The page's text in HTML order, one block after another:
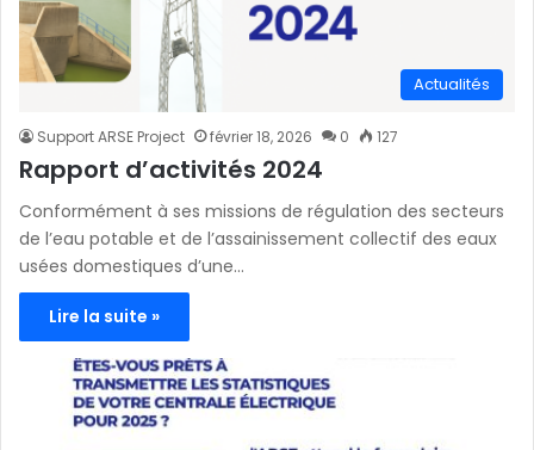
Actualités
Support ARSE Project février 18, 2026 0 127
Rapport d’activités 2024
Conformément à ses missions de régulation des secteurs
de l’eau potable et de l’assainissement collectif des eaux
usées domestiques d’une…
Lire la suite »